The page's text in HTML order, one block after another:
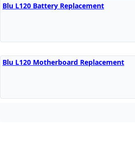
Blu L120 Battery Replacement
Blu L120 Motherboard Replacement